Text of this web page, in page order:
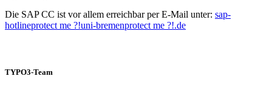
Die SAP CC ist vor allem erreichbar per E-Mail unter: sap-
hotlineprotect me ?!uni-bremenprotect me ?!.de
TYPO3-Team